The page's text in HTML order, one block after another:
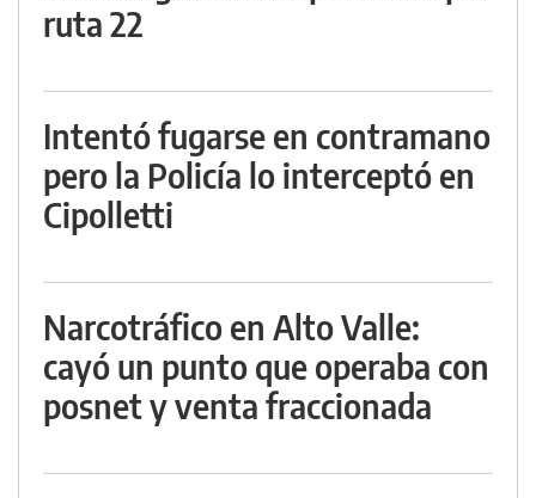
ruta 22
Intentó fugarse en contramano
pero la Policía lo interceptó en
Cipolletti
Narcotráfico en Alto Valle:
cayó un punto que operaba con
posnet y venta fraccionada